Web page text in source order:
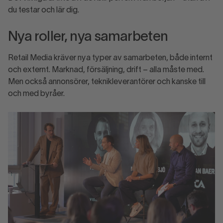
du testar och lär dig.
Nya roller, nya samarbeten
Retail Media kräver nya typer av samarbeten, både internt
och externt. Marknad, försäljning, drift – alla måste med.
Men också annonsörer, teknikleverantörer och kanske till
och med byråer.